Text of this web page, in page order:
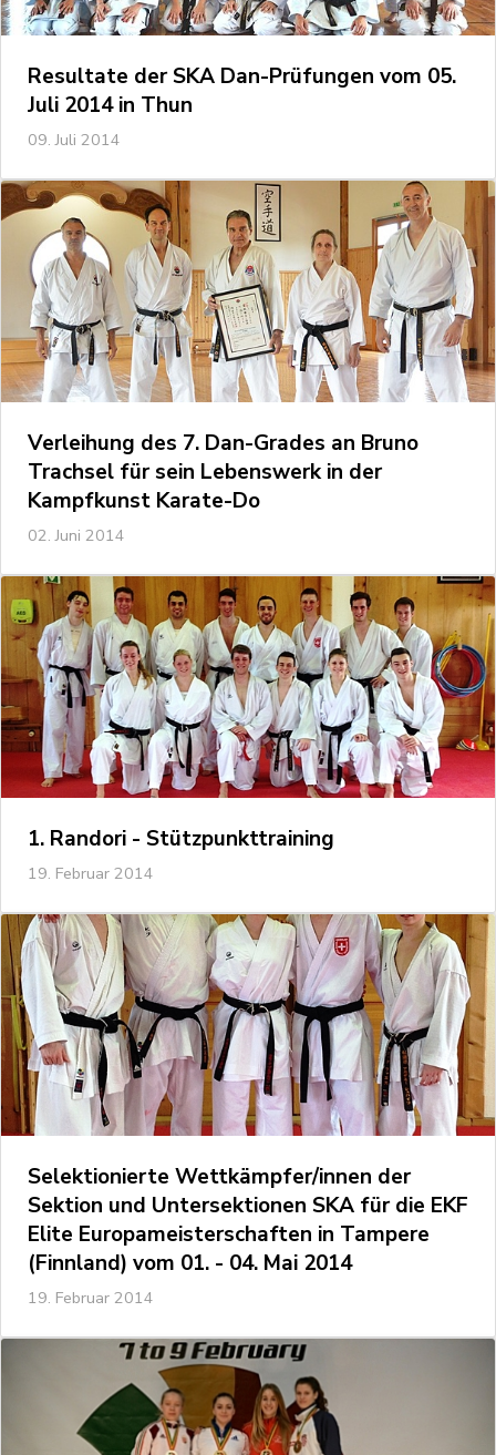
Resultate der SKA Dan-Prüfungen vom 05.
Juli 2014 in Thun
09. Juli 2014
Verleihung des 7. Dan-Grades an Bruno
Trachsel für sein Lebenswerk in der
Kampfkunst Karate-Do
02. Juni 2014
1. Randori - Stützpunkttraining
19. Februar 2014
Selektionierte Wettkämpfer/innen der
Sektion und Untersektionen SKA für die EKF
Elite Europameisterschaften in Tampere
(Finnland) vom 01. - 04. Mai 2014
19. Februar 2014